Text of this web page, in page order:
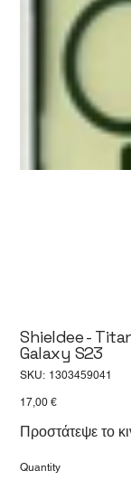
Shieldee -
Galaxy S23
SKU: SKU
1303459041
Price
17,00 €
Προστάτεψε το
Quantity